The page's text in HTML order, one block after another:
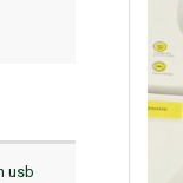
usb